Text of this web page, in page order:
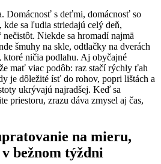
Domácnosť s deťmi, domácnosť so
sa ľudia striedajú celý deň,
Niekde sa hromadí najmä
šmuhy na skle, odtlačky na dverách
ničia podlahu. Aj obyčajné
mať viac podôb: raz stačí rýchly ťah
je dôležité ísť do rohov, popri lištách a
ukrývajú najradšej. Keď sa
priestoru, zrazu dáva zmysel aj čas,
na mieru,
bežnom týždni